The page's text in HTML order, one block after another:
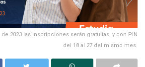
2023 las inscripciones serán gratuitas, y con PIN
del 18 al 27 del mismo mes.